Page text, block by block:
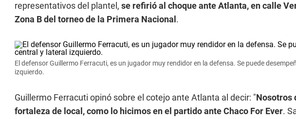
representativos del plantel, se refirió al choque ante Atlanta, en calle
Zona B del torneo de la Primera Nacional .
El defensor Guillermo Ferracuti, es un jugador muy rendidor en la defensa. Se puede
izquierdo.
Guillermo Ferracuti opinó sobre el cotejo ante Atlanta al decir: "Nosotros
fortaleza de local, como lo hicimos en el partido ante Chaco For Ever.